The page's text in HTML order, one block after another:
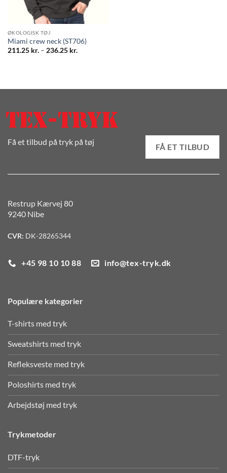
ØKOLOGISK TØJ
Miami crew neck (ST706)
211.25 kr. – 236.25 kr.Prisinterval:
Få et tilbud på tryk på tøj
FÅ ET TILBUD
Restrup Kærvej 80
9240 Nibe
CVR: DK-28265344
+45 98 10 10 88 info@tex-tryk.dk
Populære kategorier
T-shirts med tryk
Sweatshirts med tryk
Refleksveste med tryk
Poloshirts med tryk
Arbejdstøj med tryk
Trykmetoder
DTF-tryk